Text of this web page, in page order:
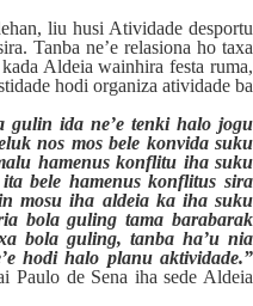
liu husi Atividade desportu
Tanba ne’e relasiona ho taxa
Aldeia wainhira festa ruma,
hodi organiza atividade ba
gulin ida ne’e tenki halo jogu
nos mos bele konvida suku
hamenus konflitu iha suku
ita bele hamenus konflitus sira
mosu iha aldeia ka iha suku
bola guling tama barabarak
a bola guling, tanba ha’u nia
ehodihalo planu aktividade.”
Paulo de Sena iha sede Aldeia